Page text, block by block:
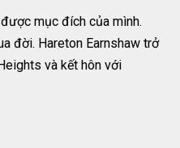
mục đích của mình.
đời. Hareton Earnshaw trở
và kết hôn với